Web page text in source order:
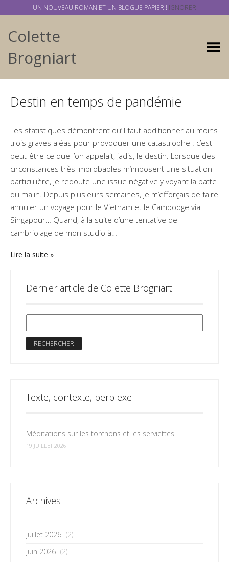
Colette
Brogniart
Basculer
Destin en temps de pandémie
Les statistiques démontrent qu’il faut additionner au moins
trois graves aléas pour provoquer une catastrophe : c’est
peut-être ce que l’on appelait, jadis, le destin. Lorsque des
circonstances très improbables m’imposent une situation
particulière, je redoute une issue négative y voyant la patte
du malin. Depuis plusieurs semaines, je m’efforçais de faire
annuler un voyage pour le Vietnam et le Cambodge via
Singapour… Quand, à la suite d’une tentative de
cambriolage de mon studio à…
Lire la suite
Dernier article de Colette Brogniart
Texte, contexte, perplexe
Méditations sur les torchons et les serviettes
19 JUILLET 2026
Archives
juillet 2026 (2)
juin 2026 (2)
UN NOUVEAU ROMAN ET UN BLOGUE PAPIER ! IGNORER